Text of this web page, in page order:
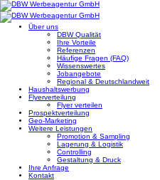
Über uns
DBW Qualität
Ihre Vorteile
Referenzen
Häufige Fragen (FAQ)
Wissenswertes
Jobangebote
Regional & Deutschlandweit
Haushaltswerbung
Flyerverteilung
Flyer verteilen
Prospektverteilung
Geo-Marketing
Weitere Leistungen
Promotion & Sampling
Lagerung & Logistik
Controlling
Gestaltung & Druck
Ihre Anfrage
Kontakt